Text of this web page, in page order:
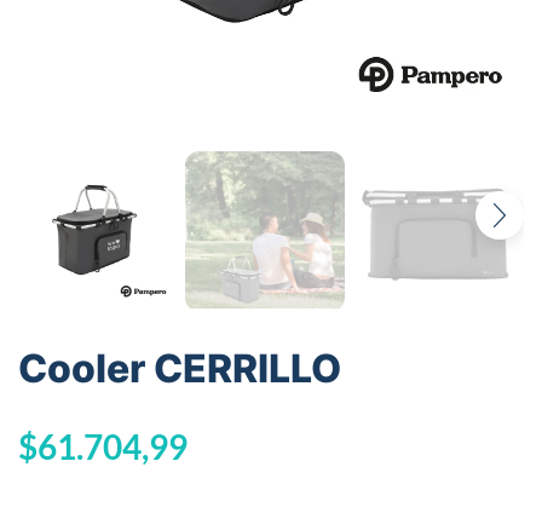
Cooler CERRILLO
$61.704,99